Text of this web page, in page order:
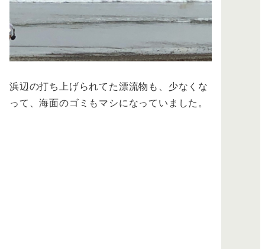
浜辺の打ち上げられてた漂流物も、少なくな
って、海面のゴミもマシになっていました。